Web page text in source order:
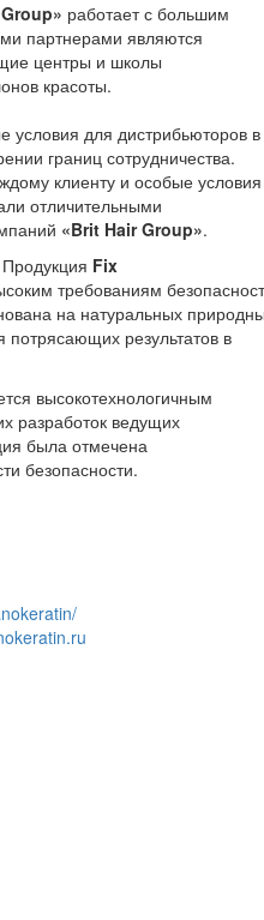
работает с большим
партнерами являются
центры и школы
красоты.
условия для дистрибьюторов в
границ сотрудничества.
клиенту и особые условия
отличительными
«Brit Hair Group».
Продукция Fix
требованиям
на натуральных
результатов в
высокотехнологичным
разработок ведущих
была отмечена
безопасности.